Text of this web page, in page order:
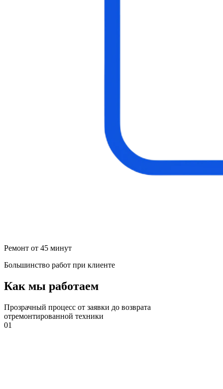
Ремонт от 45 минут
Большинство работ при клиенте
Как мы работаем
Прозрачный процесс от заявки до возврата
отремонтированной техники
01